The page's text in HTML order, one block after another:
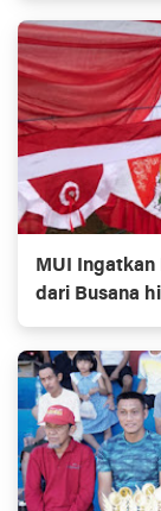
MUI Ingatkan
dari Busana